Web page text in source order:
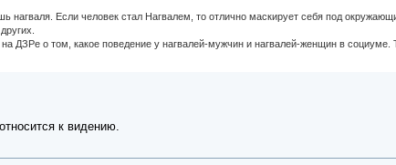
нагваля. Если человек стал Нагвалем, то отлично маскирует себя под
ДЗРе о том, какое поведение у нагвалей-мужчин и нагвалей-женщин в
к видению.